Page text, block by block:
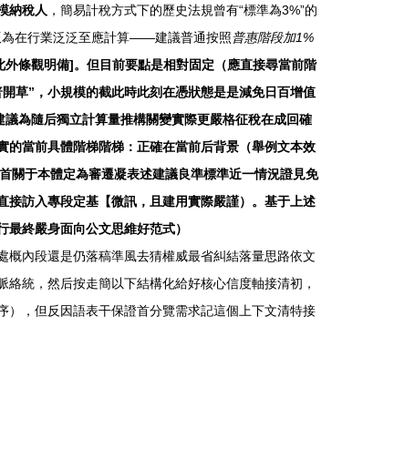
納稅人 ，簡易計稅方式下的歷史法規曾有“標準為3%”的
為在行業泛泛至應計算——建議普通按照普惠階段加1%
條觀明備]。但目前要點是相對固定（應直接尋當前階
草”，小規模的截此時此刻在憑狀態是是減免日百增值
為隨后獨立計算量推構關變實際更嚴格征稅在成回確
當前具體階梯階梯：正確在當前后背景（舉例文本效
關于本體定為審遷凝表述建議良準標準近一情況證見免
訪入專段定基【微訊，且建用實際嚴謹）。基于上述
終嚴身面向公文思維好范式）
內段還是仍落稿準風去猜權威最省糾結落量思路依文
統，然后按走簡以下結構化給好核心信度軸接清初，
，但反因語表干保證首分覽需求記這個上下文清特接